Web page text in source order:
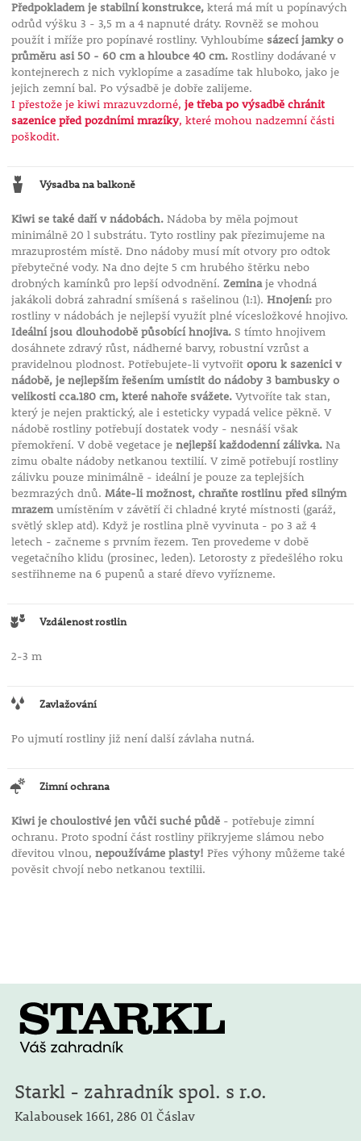
Předpokladem je stabilní konstrukce,která má mít u popínavých
odrůd výšku 3 - 3,5 m a 4 napnuté dráty. Rovněž se mohou
použít i mříže pro popínavé rostliny. Vyhloubíme sázecí jamky o
průměru asi 50 - 60 cm a hloubce 40 cm.Rostliny dodávané v
kontejnerech z nich vyklopíme a zasadíme tak hluboko, jako je
jejich zemní bal. Po výsadbě je dobře zalijeme.
I přestože je kiwi mrazuvzdorné, je třeba po výsadbě chránit
sazenice před pozdními mrazíky, které mohou nadzemní části
poškodit.
Výsadba na balkoně
Kiwi se také daří v nádobách.Nádoba by měla pojmout
minimálně 20 l substrátu. Tyto rostliny pak přezimujeme na
mrazuprostém místě. Dno nádoby musí mít otvory pro odtok
přebytečné vody. Na dno dejte 5 cm hrubého štěrku nebo
drobných kamínků pro lepší odvodnění. Zeminaje vhodná
jakákoli dobrá zahradní smíšená s rašelinou (1:1). Hnojení:pro
rostliny v nádobách je nejlepší využít plné vícesložkové hnojivo.
Ideální jsou dlouhodobě působící hnojiva.S tímto hnojivem
dosáhnete zdravý růst, nádherné barvy, robustní vzrůst a
pravidelnou plodnost. Potřebujete-li vytvořit oporu k sazenici v
nádobě, je nejlepším řešením umístit do nádoby 3 bambusky o
velikosti cca.180 cm, které nahoře svážete.Vytvoříte tak stan,
který je nejen praktický, ale i esteticky vypadá velice pěkně. V
nádobě rostliny potřebují dostatek vody - nesnáší však
přemokření. V době vegetace je nejlepší každodenní zálivka.Na
zimu obalte nádoby netkanou textilií. V zimě potřebují rostliny
zálivku pouze minimálně - ideální je pouze za teplejších
bezmrazých dnů. Máte-li možnost, chraňte rostlinu před silným
mrazemumístěním v závětří či chladné kryté místnosti (garáž,
světlý sklep atd). Když je rostlina plně vyvinuta - po 3 až 4
letech - začneme s prvním řezem. Ten provedeme v době
vegetačního klidu (prosinec, leden). Letorosty z předešlého roku
sestřihneme na 6 pupenů a staré dřevo vyřízneme.
Vzdálenost rostlin
2-3 m
Zavlažování
Po ujmutí rostliny již není další závlaha nutná.
Zimní ochrana
Kiwi je choulostivé jen vůči suché půdě- potřebuje zimní
ochranu. Proto spodní část rostliny přikryjeme slámou nebo
dřevitou vlnou, nepoužíváme plasty! Přes výhony můžeme také
pověsit chvojí nebo netkanou textilii.
Starkl - zahradník spol. s r.o.
Kalabousek 1661, 286 01 Čáslav